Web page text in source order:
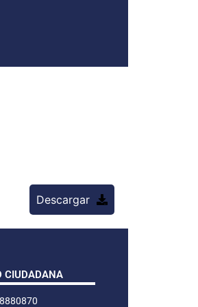
Descargar
CIUDADANA